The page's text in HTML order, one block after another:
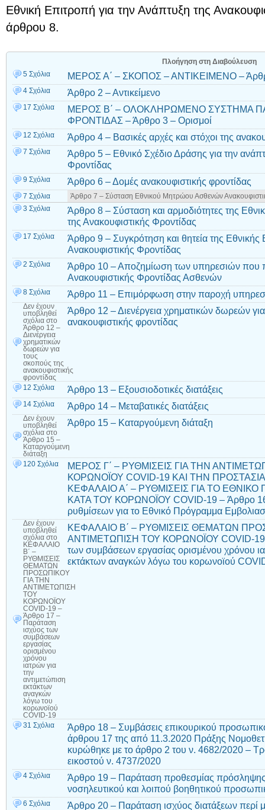
Εθνική Επιτροπή για την Ανάπτυξη της
άρθρου 8.
Πλοήγηση στη Διαβούλευση
5 Σχόλια
ΜΕΡΟΣ Α΄ – ΣΚΟΠΟΣ – ΑΝΤΙΚΕΙΜΕΝΟ –
4 Σχόλια Άρθρο 2 – Αντικείμενο
17 Σχόλια
ΜΕΡΟΣ Β΄ – ΟΛΟΚΛΗΡΩΜΕΝΟ ΣΥΣΤΗΜΑ
ΦΡΟΝΤΙΔΑΣ – Άρθρο 3 – Ορισμοί
12 Σχόλια Άρθρο 4 – Βασικές αρχές και στόχοι της
7 Σχόλια
Άρθρο 5 – Εθνικό Σχέδιο Δράσης για την
Φροντίδας
9 Σχόλια Άρθρο 6 – Δομές ανακουφιστικής φροντίδας
7 Σχόλια
Άρθρο 7 – Σύσταση Εθνικού Μητρώου Ασθενών
3 Σχόλια
Άρθρο 8 – Σύσταση και αρμοδιότητες της
της Ανακουφιστικής Φροντίδας
17 Σχόλια
Άρθρο 9 – Συγκρότηση και θητεία της Εθνικής
Ανακουφιστικής Φροντίδας
2 Σχόλια
Άρθρο 10 – Αποζημίωση των υπηρεσιών που
Ανακουφιστικής Φροντίδας Ασθενών
8 Σχόλια Άρθρο 11 – Επιμόρφωση στην παροχή
Δεν έχουν
υποβληθεί
σχόλια στο
Άρθρο 12 –
Διενέργεια
χρηματικών
δωρεών για
τους
σκοπούς της
ανακουφιστικής
φροντίδας
Άρθρο 12 – Διενέργεια χρηματικών δωρεών
ανακουφιστικής φροντίδας
12 Σχόλια Άρθρο 13 – Εξουσιοδοτικές διατάξεις
14 Σχόλια Άρθρο 14 – Μεταβατικές διατάξεις
Δεν έχουν
υποβληθεί
σχόλια στο
Άρθρο 15 –
Καταργούμενη
διάταξη
Άρθρο 15 – Καταργούμενη διάταξη
120 Σχόλια
ΜΕΡΟΣ Γ΄ – ΡΥΘΜΙΣΕΙΣ ΓΙΑ ΤΗΝ
ΚΟΡΩΝΟΪΟΥ COVID-19 ΚΑΙ ΤΗΝ
ΚΕΦΑΛΑΙΟ Α΄ – ΡΥΘΜΙΣΕΙΣ ΓΙΑ ΤΟ
ΚΑΤΑ ΤΟΥ ΚΟΡΩΝΟΪΟΥ COVID-19 – Άρθρο 16
ρυθμίσεων για το Εθνικό Πρόγραμμα
Δεν έχουν
υποβληθεί
σχόλια στο
ΚΕΦΑΛΑΙΟ
Β΄ –
ΡΥΘΜΙΣΕΙΣ
ΘΕΜΑΤΩΝ
ΠΡΟΣΩΠΙΚΟΥ
ΓΙΑ ΤΗΝ
ΑΝΤΙΜΕΤΩΠΙΣΗ
ΤΟΥ
ΚΟΡΩΝΟΪΟΥ
COVID-19 –
Άρθρο 17 –
Παράταση
ισχύος των
συμβάσεων
εργασίας
ορισμένου
χρόνου
ιατρών για
την
αντιμετώπιση
εκτάκτων
αναγκών
λόγω του
κορωνοϊού
COVID-19
ΚΕΦΑΛΑΙΟ Β΄ – ΡΥΘΜΙΣΕΙΣ ΘΕΜΑΤΩΝ
ΑΝΤΙΜΕΤΩΠΙΣΗ ΤΟΥ ΚΟΡΩΝΟΪΟΥ COVID-19
των συμβάσεων εργασίας ορισμένου χρόνου
εκτάκτων αναγκών λόγω του κορωνοϊού
31 Σχόλια
Άρθρο 18 – Συμβάσεις επικουρικού
άρθρου 17 της από 11.3.2020 Πράξης
κυρώθηκε με το άρθρο 2 του ν. 4682/2020 –
εικοστού ν. 4737/2020
4 Σχόλια
Άρθρο 19 – Παράταση προθεσμίας πρόσληψης
νοσηλευτικού και λοιπού βοηθητικού
6 Σχόλια Άρθρο 20 – Παράταση ισχύος διατάξεων περί